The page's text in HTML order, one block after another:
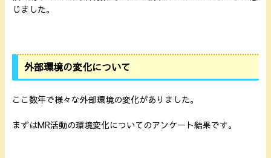
じました。
外部環境の変化について
ここ数年で様々な外部環境の変化がありました。
まずはMR活動の環境変化についてのアンケート結果です。